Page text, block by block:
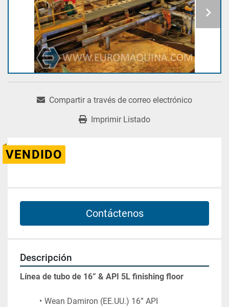
Compartir a través de correo electrónico
Imprimir Listado
VENDIDO
Contáctenos
Descripción
Línea de tubo de 16” & API 5L finishing floor
Wean Damiron (EE.UU.) 16” API